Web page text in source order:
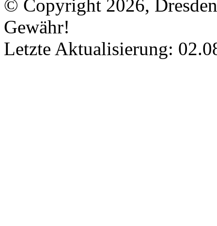
© Copyright 2026,
Gewähr!
Letzte Aktualisierung: